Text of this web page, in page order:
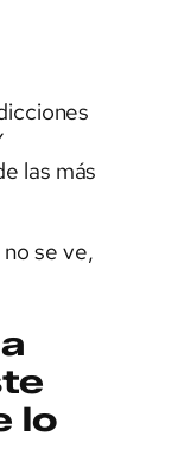
las más
se ve,
lo